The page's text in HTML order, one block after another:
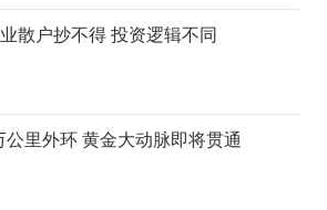
散户抄不得 投资逻辑不同
公里外环 黄金大动脉即将贯通